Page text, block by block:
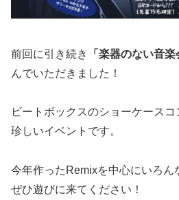
前回に引き続き 「楽器のない音楽
んでいただきました！
ビートボックスのショーケース
珍しいイベントです。
今年作ったRemixを中心にいろん
ぜひ遊びに来てください！